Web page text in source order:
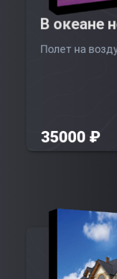
В океане
Полет на
35000 ₽